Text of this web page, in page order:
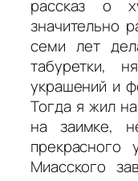
рассказ о
значительно
семи лет
табуретки,
украшений и
Тогда я жил
на заимке,
прекрасного
Миасского